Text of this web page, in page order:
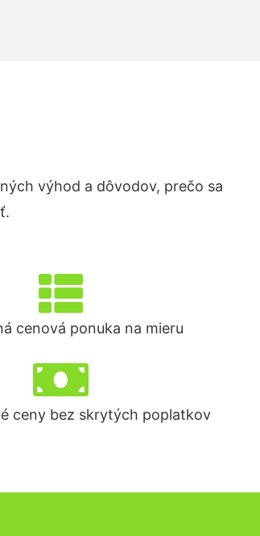
výhod a dôvodov, prečo sa
cenová ponuka na mieru
ceny bez skrytých poplatkov